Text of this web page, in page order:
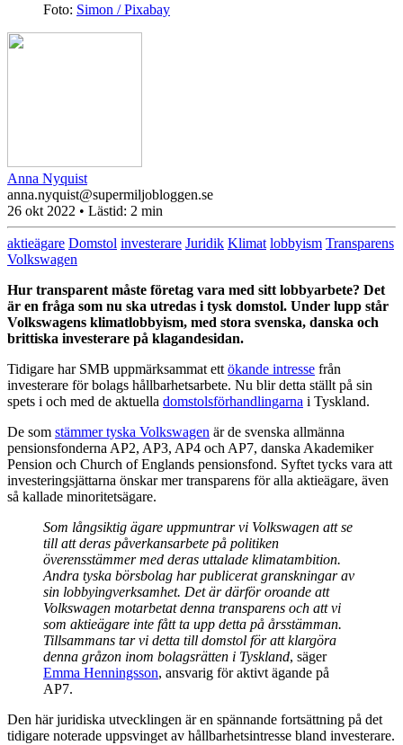
Foto: Simon / Pixabay
Anna Nyquist
anna.nyquist@supermiljobloggen.se
26 okt 2022 • Lästid: 2 min
aktieägare Domstol investerare Juridik Klimat lobbyism Transparens
Volkswagen
Hur transparent måste företag vara med sitt lobbyarbete? Det
är en fråga som nu ska utredas i tysk domstol. Under lupp står
Volkswagens klimatlobbyism, med stora svenska, danska och
brittiska investerare på klagandesidan.
Tidigare har SMB uppmärksammat ett ökande intresse från
investerare för bolags hållbarhetsarbete. Nu blir detta ställt på sin
spets i och med de aktuella domstolsförhandlingarna i Tyskland.
De som stämmer tyska Volkswagen är de svenska allmänna
pensionsfonderna AP2, AP3, AP4 och AP7, danska Akademiker
Pension och Church of Englands pensionsfond. Syftet tycks vara att
investeringsjättarna önskar mer transparens för alla aktieägare, även
så kallade minoritetsägare.
Som långsiktig ägare uppmuntrar vi Volkswagen att se
till att deras påverkansarbete på politiken
överensstämmer med deras uttalade klimatambition.
Andra tyska börsbolag har publicerat granskningar av
sin lobbyingverksamhet. Det är därför oroande att
Volkswagen motarbetat denna transparens och att vi
som aktieägare inte fått ta upp detta på årsstämman.
Tillsammans tar vi detta till domstol för att klargöra
denna gråzon inom bolagsrätten i Tyskland, säger
Emma Henningsson, ansvarig för aktivt ägande på
AP7.
Den här juridiska utvecklingen är en spännande fortsättning på det
tidigare noterade uppsvinget av hållbarhetsintresse bland investerare.